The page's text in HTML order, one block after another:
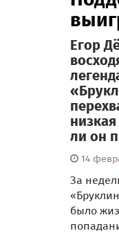
Егор
ли он
14
За
было